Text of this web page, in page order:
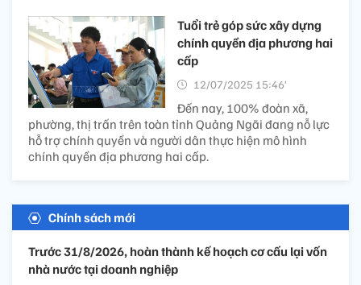
Tuổi trẻ góp sức xây dựng
chính quyền địa phương hai
cấp
12/07/2025 15:46’
Đến nay, 100% đoàn xã,
phường, thị trấn trên toàn tỉnh Quảng Ngãi đang nỗ lực
hỗ trợ chính quyền và người dân thực hiện mô hình
chính quyền địa phương hai cấp.
Chính sách mới
Trước 31/8/2026, hoàn thành kế hoạch cơ cấu lại vốn
nhà nước tại doanh nghiệp